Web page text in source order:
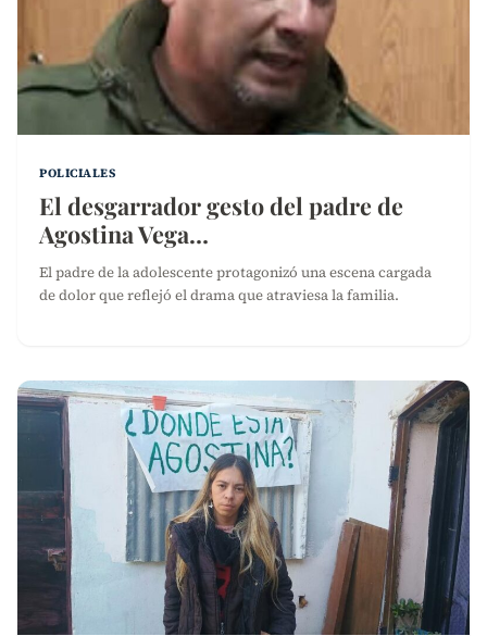
POLICIALES
El desgarrador gesto del padre de
Agostina Vega…
El padre de la adolescente protagonizó una escena cargada
de dolor que reflejó el drama que atraviesa la familia.